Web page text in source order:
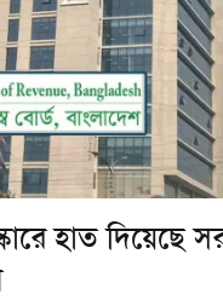
হাত দিয়েছে